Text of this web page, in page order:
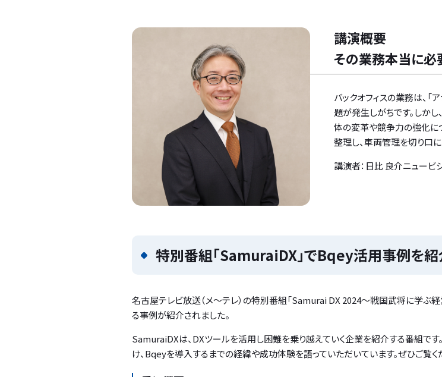
講演概要
その業務本当に必
バックオフィスの業務は、
題が発生しがちです。しか
体の変革や競争力の強化に
整理し、車両管理を切り口
講演者：日比 良介ニュービ
特別番組「SamuraiDX」でBqey活用事例を
名古屋テレビ放送（メ～テレ）の特別番組「Samurai DX 2024～戦国武将に学ぶ
る事例が紹介されました。
SamuraiDXは、DXツールを活用し困難を乗り越えていく企業を紹介する番組で
け、Bqeyを導入するまでの経緯や成功体験を語っていただいています。ぜひご覧く